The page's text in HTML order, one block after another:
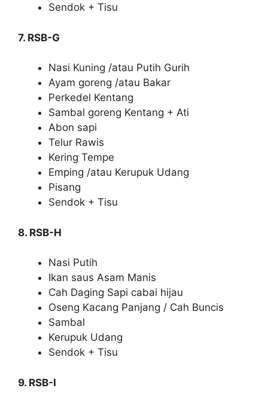
Sendok + Tisu
7. RSB-G
Nasi Kuning /atau Putih Gurih
Ayam goreng /atau Bakar
Perkedel Kentang
Sambal goreng Kentang + Ati
Abon sapi
Telur Rawis
Kering Tempe
Emping /atau Kerupuk Udang
Pisang
Sendok + Tisu
8. RSB-H
Nasi Putih
Ikan saus Asam Manis
Cah Daging Sapi cabai hijau
Oseng Kacang Panjang / Cah Buncis
Sambal
Kerupuk Udang
Sendok + Tisu
9. RSB-I